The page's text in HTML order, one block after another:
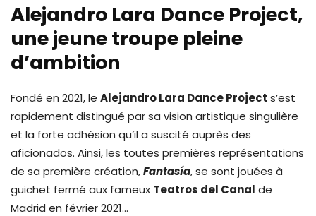
Alejandro Lara Dance Project,
une jeune troupe pleine
d’ambition
Fondé en 2021, le Alejandro Lara Dance Project s’est
rapidement distingué par sa vision artistique singulière
et la forte adhésion qu’il a suscité auprès des
aficionados. Ainsi, les toutes premières représentations
de sa première création,Fantasía, se sont jouées à
guichet fermé aux fameux Teatros del Canal de
Madrid en février 2021…